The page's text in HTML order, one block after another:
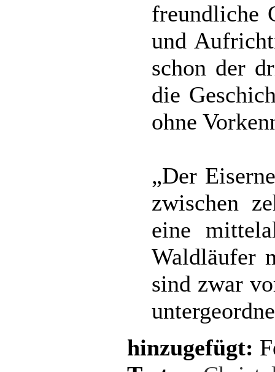
freundliche
und
schon der
die
ohne
„Der
zwischen
eine
Waldläufer
sind zwar
hinzugefügt: